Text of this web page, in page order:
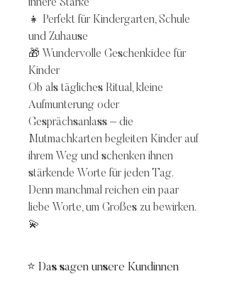
innere Stärke
👧 Perfekt für Kindergarten, Schule
und Zuhause
🎁 Wundervolle Geschenkidee für
Kinder
Ob als tägliches Ritual, kleine
Aufmunterung oder
Gesprächsanlass – die
Mutmachkarten begleiten Kinder auf
ihrem Weg und schenken ihnen
stärkende Worte für jeden Tag.
Denn manchmal reichen ein paar
liebe Worte, um Großes zu bewirken.
💫
⭐ Das sagen unsere Kundinnen